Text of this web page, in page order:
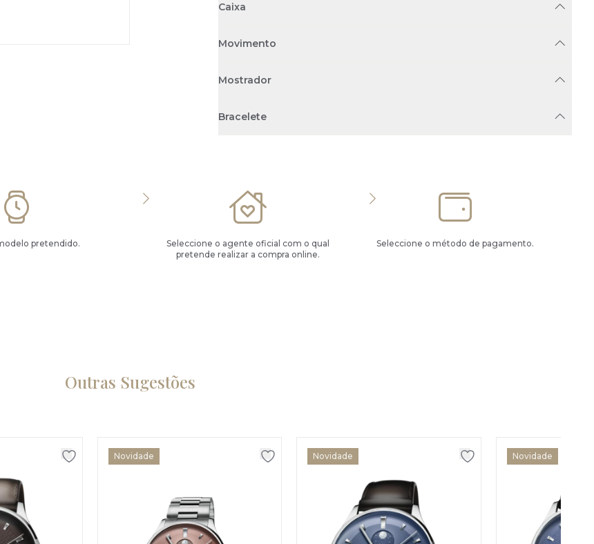
Caixa
Movimento
Mostrador
Bracelete
pretendido.
Seleccione o agente oficial com o qual
pretende realizar a compra online.
Seleccione o método de pagamento.
Outras Sugestões
Novidade Novidade Novidade